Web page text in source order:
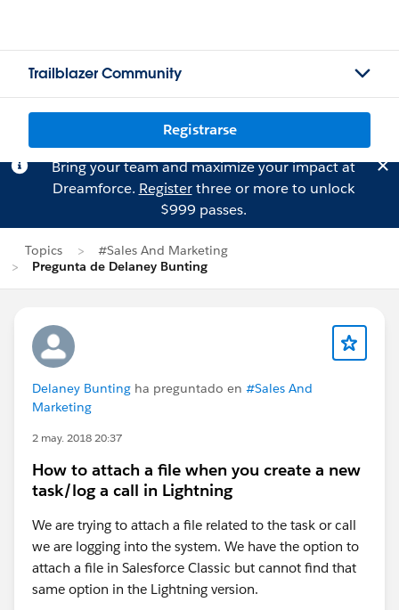
Trailblazer Community
Registrarse
Bring your team and maximize your impact at
Dreamforce. Registerthree or more to unlock
$999 passes.
Topics
#Sales And Marketing
Pregunta de Delaney Bunting
Delaney Bunting ha preguntado en #Sales And
Marketing
2 may. 2018 20:37
How to attach a file when you create a new
task/log a call in Lightning
We are trying to attach a file related to the task or call
we are logging into the system. We have the option to
attach a file in Salesforce Classic but cannot find that
same option in the Lightning version.